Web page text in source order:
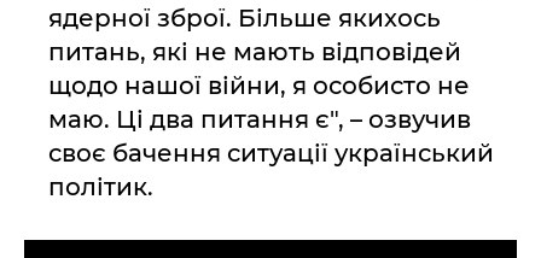
ядерної зброї. Більше якихось
питань, які не мають відповідей
щодо нашої війни, я особисто не
маю. Ці два питання є", – озвучив
своє бачення ситуації український
політик.